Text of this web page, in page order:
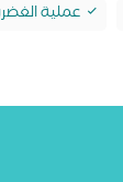
عملية